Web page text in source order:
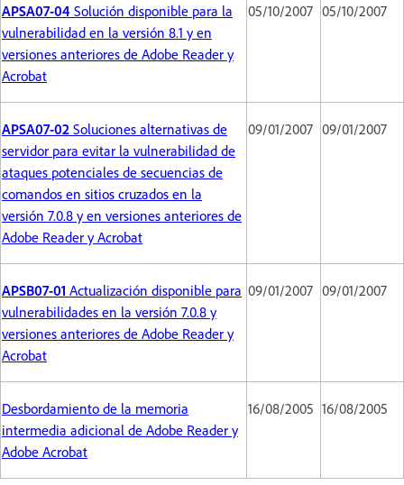
APSA07-04 Solución disponible para la
vulnerabilidad en la versión 8.1 y en
versiones anteriores de Adobe Reader y
Acrobat
05/10/2007 05/10/2007
APSA07-02 Soluciones alternativas de
servidor para evitar la vulnerabilidad de
ataques potenciales de secuencias de
comandos en sitios cruzados en la
versión 7.0.8 y en versiones anteriores de
Adobe Reader y Acrobat
09/01/2007 09/01/2007
APSB07-01 Actualización disponible para
vulnerabilidades en la versión 7.0.8 y
versiones anteriores de Adobe Reader y
Acrobat
09/01/2007 09/01/2007
Desbordamiento de la memoria
intermedia adicional de Adobe Reader y
Adobe Acrobat
16/08/2005 16/08/2005